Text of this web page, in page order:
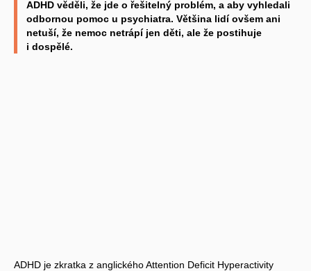
ADHD věděli, že jde o řešitelný problém, a aby vyhledali
odbornou pomoc u psychiatra. Většina lidí ovšem ani
netuší, že nemoc netrápí jen děti, ale že postihuje
i dospělé.
ADHD je zkratka z anglického Attention Deficit Hyperactivity